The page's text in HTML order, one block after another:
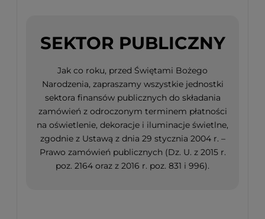
SEKTOR PUBLICZNY
Jak co roku, przed Świętami Bożego
Narodzenia, zapraszamy wszystkie jednostki
sektora finansów publicznych do składania
zamówień z odroczonym terminem płatności
na oświetlenie, dekoracje i iluminacje świetlne,
zgodnie z Ustawą z dnia 29 stycznia 2004 r. –
Prawo zamówień publicznych (Dz. U. z 2015 r.
poz. 2164 oraz z 2016 r. poz. 831 i 996).